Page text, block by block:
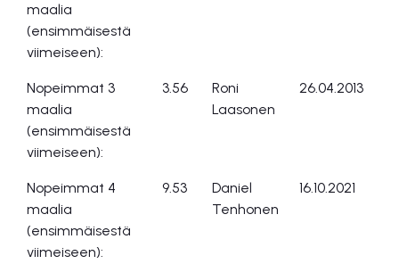
maalia
(ensimmäisestä
viimeiseen):
Nopeimmat 3
maalia
(ensimmäisestä
viimeiseen):
3.56
Roni
Laasonen
26.04.2013
Nopeimmat 4
maalia
(ensimmäisestä
viimeiseen):
9.53
Daniel
Tenhonen
16.10.2021